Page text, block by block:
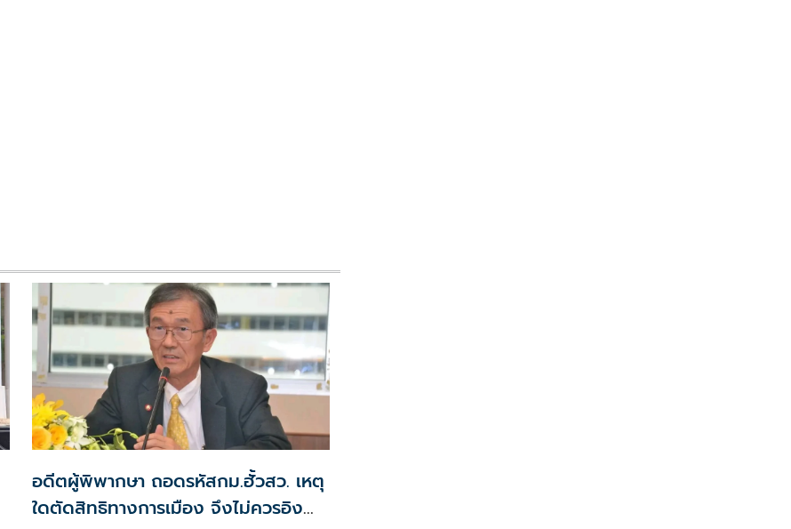
อดีตผู้พิพากษา ถอดรหัสกม.ฮั้วสว. เหตุ
ใดตัดสิทธิทางการเมือง จึงไม่ควรอิง